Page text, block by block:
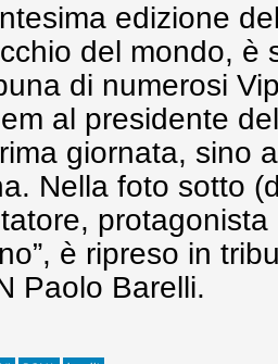
edizione
del mondo, è
di numerosi
al presidente
giornata, sino
Nella foto sotto
è ripreso in
Paolo Barelli.